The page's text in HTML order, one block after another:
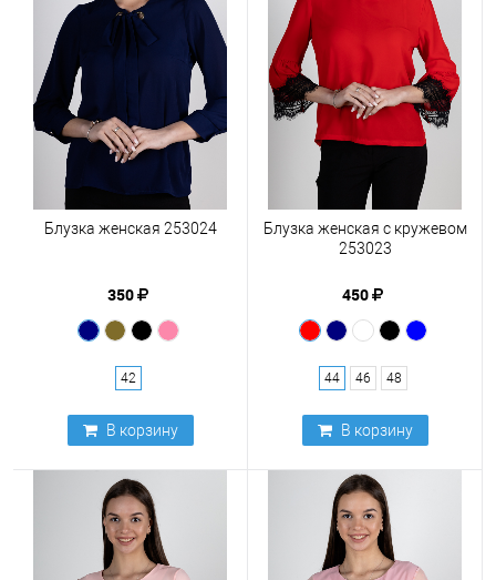
Блузка женская 253024
350
42
В корзину
Блузка женская с кружевом
253023
450
44 46 48
В корзину